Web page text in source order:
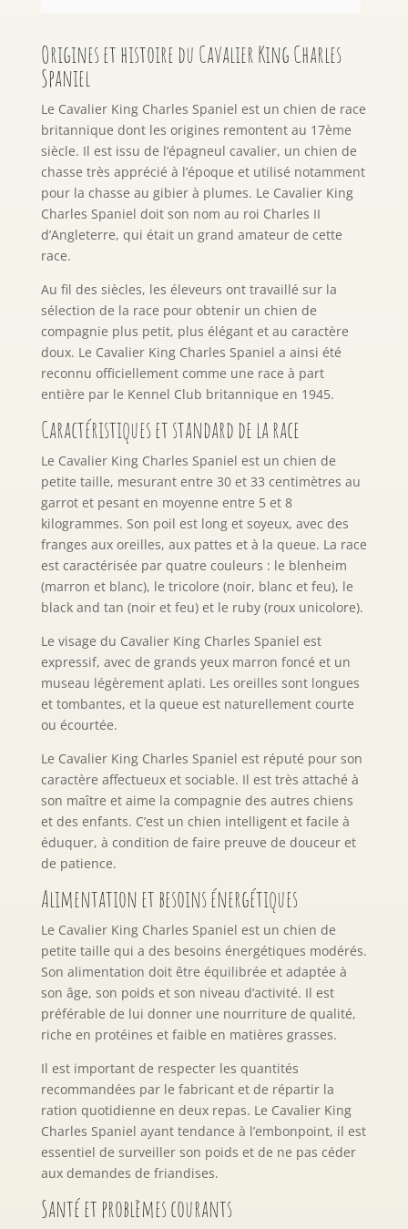
Origines et histoire du Cavalier King Charles
Spaniel
Le Cavalier King Charles Spaniel est un chien de race
britannique dont les origines remontent au 17ème
siècle. Il est issu de l’épagneul cavalier, un chien de
chasse très apprécié à l’époque et utilisé notamment
pour la chasse au gibier à plumes. Le Cavalier King
Charles Spaniel doit son nom au roi Charles II
d’Angleterre, qui était un grand amateur de cette
race.
Au fil des siècles, les éleveurs ont travaillé sur la
sélection de la race pour obtenir un chien de
compagnie plus petit, plus élégant et au caractère
doux. Le Cavalier King Charles Spaniel a ainsi été
reconnu officiellement comme une race à part
entière par le Kennel Club britannique en 1945.
Caractéristiques et standard de la race
Le Cavalier King Charles Spaniel est un chien de
petite taille, mesurant entre 30 et 33 centimètres au
garrot et pesant en moyenne entre 5 et 8
kilogrammes. Son poil est long et soyeux, avec des
franges aux oreilles, aux pattes et à la queue. La race
est caractérisée par quatre couleurs : le blenheim
(marron et blanc), le tricolore (noir, blanc et feu), le
black and tan (noir et feu) et le ruby (roux unicolore).
Le visage du Cavalier King Charles Spaniel est
expressif, avec de grands yeux marron foncé et un
museau légèrement aplati. Les oreilles sont longues
et tombantes, et la queue est naturellement courte
ou écourtée.
Le Cavalier King Charles Spaniel est réputé pour son
caractère affectueux et sociable. Il est très attaché à
son maître et aime la compagnie des autres chiens
et des enfants. C’est un chien intelligent et facile à
éduquer, à condition de faire preuve de douceur et
de patience.
Alimentation et besoins énergétiques
Le Cavalier King Charles Spaniel est un chien de
petite taille qui a des besoins énergétiques modérés.
Son alimentation doit être équilibrée et adaptée à
son âge, son poids et son niveau d’activité. Il est
préférable de lui donner une nourriture de qualité,
riche en protéines et faible en matières grasses.
Il est important de respecter les quantités
recommandées par le fabricant et de répartir la
ration quotidienne en deux repas. Le Cavalier King
Charles Spaniel ayant tendance à l’embonpoint, il est
essentiel de surveiller son poids et de ne pas céder
aux demandes de friandises.
Santé et problèmes courants